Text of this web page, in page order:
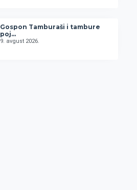
Gospon Tamburaši i tambure
poj…
9. avgust 2026.